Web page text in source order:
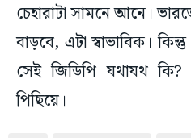
চেহারাটা সামনে আনে।
বাড়বে, এটা স্বাভাবিক।
সেই জিডিপি যথাযথ
পিছিয়ে।